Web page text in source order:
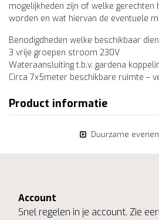
mogelijkheden zijn of welke gerechten
worden en wat hiervan de eventuele
Benodigdheden welke beschikbaar
3 vrije groepen stroom 230V
Wateraansluiting t.b.v. gardena
Circa 7x5meter beschikbare ruimte –
Product informatie
Duurzame
Account
Snel regelen in je account. Zie